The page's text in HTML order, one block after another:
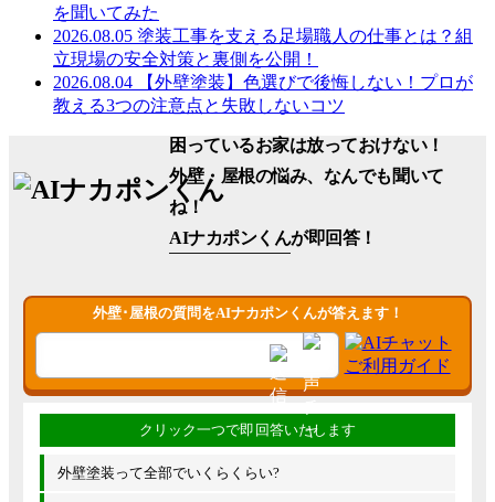
を聞いてみた
2026.08.05 塗装工事を支える足場職人の仕事とは？組
立現場の安全対策と裏側を公開！
2026.08.04
【外壁塗装】色選びで後悔しない！プロが
教える3つの注意点と失敗しないコツ
困っているお家は放っておけない！
外壁・屋根の悩み、なんでも聞いて
ね！
AIナカポンくんが即回答！
外壁･屋根の質問をAIナカポンくんが答えます！
外壁塗装って全部でいくらくらい?